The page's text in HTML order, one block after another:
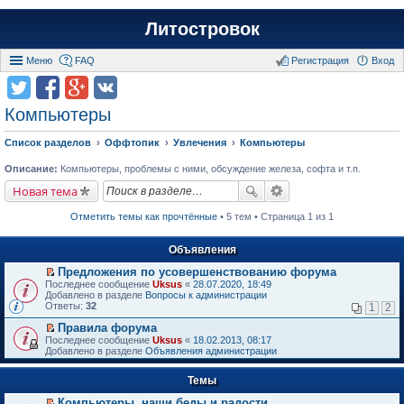
Литостровок
Меню FAQ Вход
Регистрация
Компьютеры
Список разделов Оффтопик Увлечения Компьютеры
Описание: Компьютеры, проблемы с ними, обсуждение железа, софта и т.п.
Новая тема
Отметить темы как прочтённые • 5 тем • Страница 1 из 1
Объявления
П
е
р
й
т
и
к
п
в
Предложения по усовершенствованию форума
Последнее сообщение Uksus « 28.07.2020, 18:49
Добавлено в разделе Вопросы к администрации
Ответы: 32 1 2
П
е
р
е
т
и
Правила форума
Последнее сообщение Uksus « 18.02.2013, 08:17
Добавлено в разделе Объявления администрации
Темы